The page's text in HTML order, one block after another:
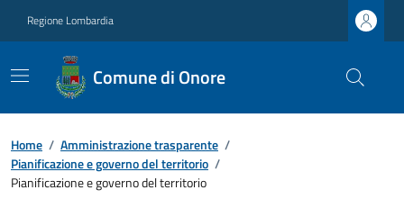
Regione Lombardia
Comune di Onore
Home / Amministrazione trasparente /
Pianificazione e governo del territorio /
Pianificazione e governo del territorio